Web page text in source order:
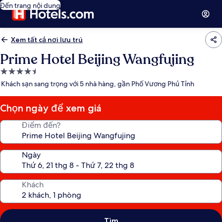
Đến trang nội dung
Xem tất cả nơi lưu trú
Prime Hotel Beijing Wangfujing
Nơi
lưu
4.5
sao
Khách sạn sang trọng với 5 nhà hàng, gần Phố Vương Phủ Tỉnh
Chọn ngày để xem giá
Điểm đến?
Ngày
Khách